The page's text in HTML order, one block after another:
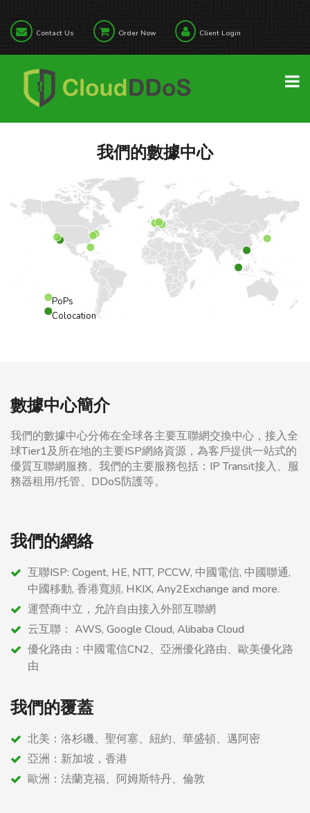
Contact Us Order Now Client Login
我們的數據中心
PoPs
Colocation
數據中心簡介
我們的數據中心分佈在全球各主要互聯網交換中心，接入全
球Tier1及所在地的主要ISP網絡資源，為客戶提供一站式的
優質互聯網服務。我們的主要服務包括：IP Transit接入、服
務器租用/托管、DDoS防護等。
我們的網絡
互聯ISP: Cogent, HE, NTT, PCCW, 中國電信, 中國聯通,
中國移動, 香港寬頻, HKIX, Any2Exchange and more.
運營商中立，允許自由接入外部互聯網
云互聯： AWS, Google Cloud, Alibaba Cloud
優化路由：中國電信CN2、亞洲優化路由、歐美優化路
由
我們的覆蓋
北美：洛杉磯、聖何塞、紐約、華盛頓、邁阿密
亞洲：新加坡，香港
歐洲：法蘭克福、阿姆斯特丹、倫敦